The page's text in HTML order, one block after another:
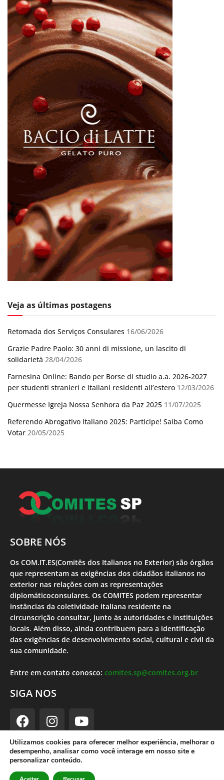
Veja as últimas postagens
Retomada dos Serviços Consulares 16/06/2026
Grazie Padre Paolo: 30 anni di missione, un lascito di
solidarietà 28/04/2026
Farnesina Online: Bando per Borse di studio a.a. 2026-2027
per studenti stranieri e italiani residenti all’estero 12/03/2026
Quermesse Igreja Nossa Senhora da Paz 2025 11/07/2025
Referendo Abrogativo Italiano 2025: Participe! Saiba Como
Votar 20/05/2025
SOBRE NÓS
Os COM.IT.ES(Comitês dos Italianos no Exterior) são órgãos
que representam as exigências dos cidadãos italianos no
exterior nas relações com as representações
diplomáticoconsulares. Os COMITES podem representar
instâncias da coletividade italiana residente na
circunscrição consultar, junto às autoridades e instituições
locais. Além disso, ainda contribuem para a identificação
das exigências de desenvolvimento social, cultural e civil da
sua comunidade.
Entre em contato conosco: comites.sp@comites.org.br
SIGA NOS
Comites SP | 2023 |Desenvolvido por Theodorojr
Utilizamos cookies para oferecer melhor experiência, melhorar o
desempenho, analisar como você interage em nosso site e
personalizar conteúdo.